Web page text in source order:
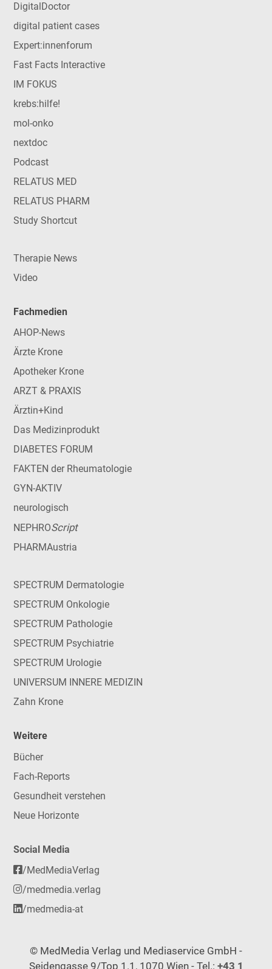
DigitalDoctor
digital patient cases
Expert:innenforum
Fast Facts Interactive
IM FOKUS
krebs:hilfe!
mol-onko
nextdoc
Podcast
RELATUS MED
RELATUS PHARM
Study Shortcut
Therapie News
Video
Fachmedien
AHOP-News
Ärzte Krone
Apotheker Krone
ARZT & PRAXIS
Ärztin+Kind
Das Medizinprodukt
DIABETES FORUM
FAKTEN der Rheumatologie
GYN-AKTIV
neurologisch
NEPHROScript
PHARMAustria
SPECTRUM Dermatologie
SPECTRUM Onkologie
SPECTRUM Pathologie
SPECTRUM Psychiatrie
SPECTRUM Urologie
UNIVERSUM INNERE MEDIZIN
Zahn Krone
Weitere
Bücher
Fach-Reports
Gesundheit verstehen
Neue Horizonte
Social Media
/MedMediaVerlag
/medmedia.verlag
/medmedia-at
© MedMedia Verlag und Mediaservice GmbH -
Seidengasse 9/Top 1.1, 1070 Wien - Tel.: +43 1